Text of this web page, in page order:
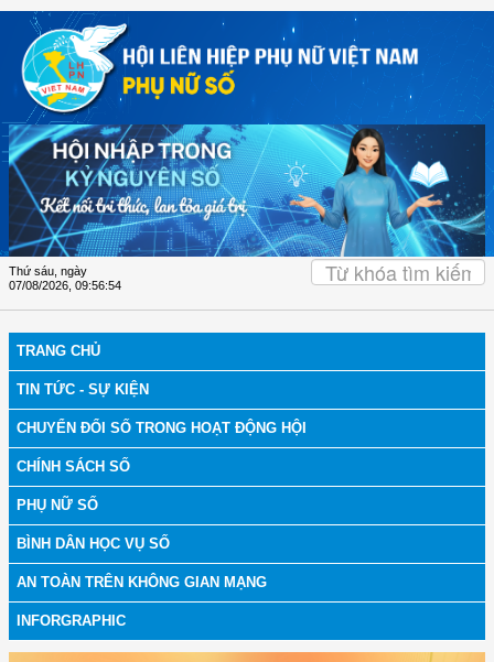
Truy cập nội dung luôn
Thứ sáu, ngày
07/08/2026 09:56:56
TRANG CHỦ
TIN TỨC - SỰ KIỆN
CHUYỂN ĐỔI SỐ TRONG HOẠT ĐỘNG HỘI
CHÍNH SÁCH SỐ
PHỤ NỮ SỐ
BÌNH DÂN HỌC VỤ SỐ
AN TOÀN TRÊN KHÔNG GIAN MẠNG
INFORGRAPHIC